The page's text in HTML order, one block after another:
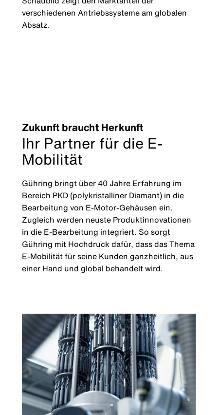
verschiedenen Antriebssysteme am globalen
Absatz.
Zukunft braucht Herkunft
Ihr Partner für die E-
Mobilität
Gühring bringt über 40 Jahre Erfahrung im
Bereich PKD (polykristalliner Diamant) in die
Bearbeitung von E-Motor-Gehäusen ein.
Zugleich werden neuste Produktinnovationen
in die E-Bearbeitung integriert. So sorgt
Gühring mit Hochdruck dafür, dass das Thema
E-Mobilität für seine Kunden ganzheitlich, aus
einer Hand und global behandelt wird.